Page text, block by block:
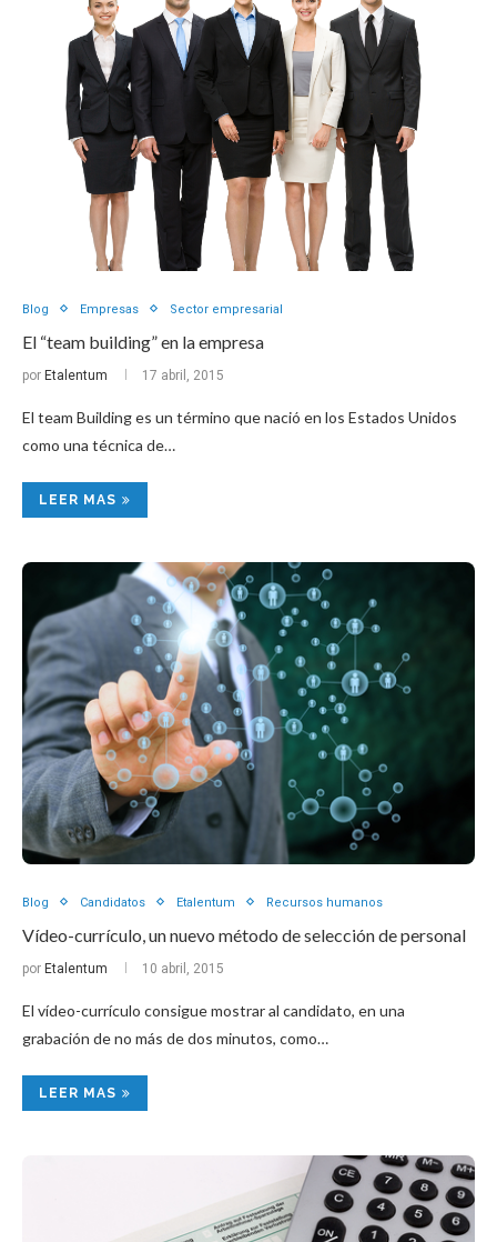
Blog Empresas Sector empresarial
El “team building” en la empresa
por Etalentum 17 abril, 2015
El team Building es un término que nació en los Estados Unidos
como una técnica de…
LEER MAS
Blog Candidatos Etalentum Recursos humanos
Vídeo-currículo, un nuevo método de selección de personal
por Etalentum 10 abril, 2015
El vídeo-currículo consigue mostrar al candidato, en una
grabación de no más de dos minutos, como…
LEER MAS